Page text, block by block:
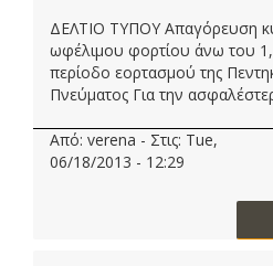
ΔΕΛΤΙΟ ΤΥΠΟΥ Απαγόρευση
ωφέλιμου φορτίου άνω του
περίοδο εορτασμού της
Πνεύματος Για την
Από: verena - Στις: Tue,
06/18/2013 - 12:29